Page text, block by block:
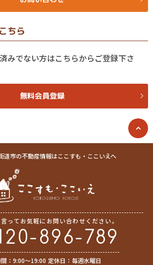
ちら
みでない方はこちらからご登録下さ
無料会員登録
道市の不動産情報はここすも・ここいえへ
ってお気軽にお問い合わせください。
896-789
：9:00〜19:00 定休日：毎週水曜日